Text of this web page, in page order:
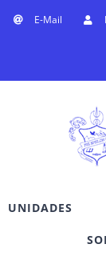
E-Mail
UNIDADES